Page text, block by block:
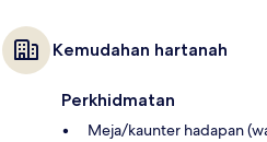
Kemudahan hartanah
Perkhidmatan
Meja/kaunter hadapan